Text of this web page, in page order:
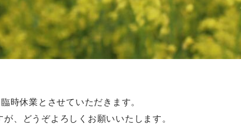
時休業とさせていただきます。
、どうぞよろしくお願いいたします。